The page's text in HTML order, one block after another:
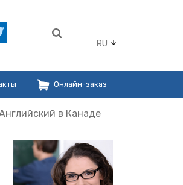
RU
Онлайн-заказ
в Канаде